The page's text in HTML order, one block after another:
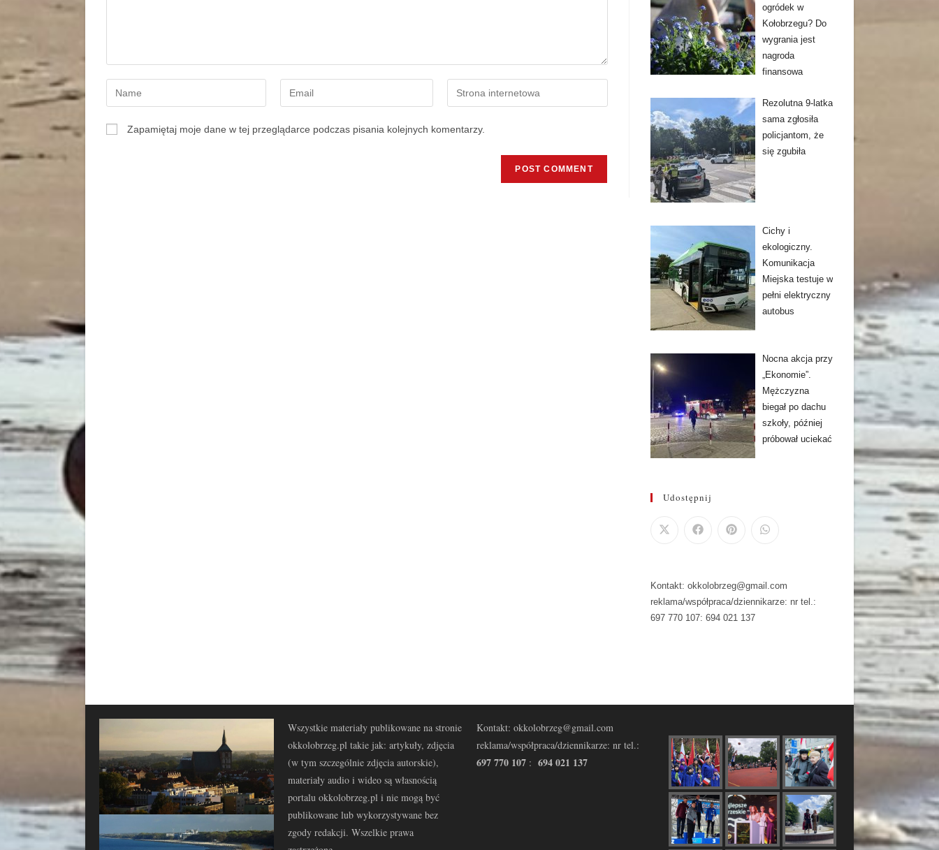
Zapamiętaj moje dane w tej przeglądarce podczas pisania kolejnych komentarzy.
ogródek w
Kołobrzegu? Do
wygrania jest
nagroda
finansowa
Rezolutna 9-latka
sama zgłosiła
policjantom, że
się zgubiła
Cichy i
ekologiczny.
Komunikacja
Miejska testuje w
pełni elektryczny
autobus
Nocna akcja przy
„Ekonomie”.
Mężczyzna
biegał po dachu
szkoły, później
próbował uciekać
Udostępnij
Kontakt: okkolobrzeg@gmail.com
reklama/współpraca/dziennikarze: nr tel.:
697 770 107: 694 021 137
Wszystkie materiały publikowane na stronie
okkolobrzeg.pl takie jak: artykuły, zdjęcia
(w tym szczególnie zdjęcia autorskie),
materiały audio i wideo są własnością
portalu okkolobrzeg.pl i nie mogą być
publikowane lub wykorzystywane bez
zgody redakcji. Wszelkie prawa
Kontakt: okkolobrzeg@gmail.com
reklama/współpraca/dziennikarze: nr tel.:
697 770 107 : 694 021 137